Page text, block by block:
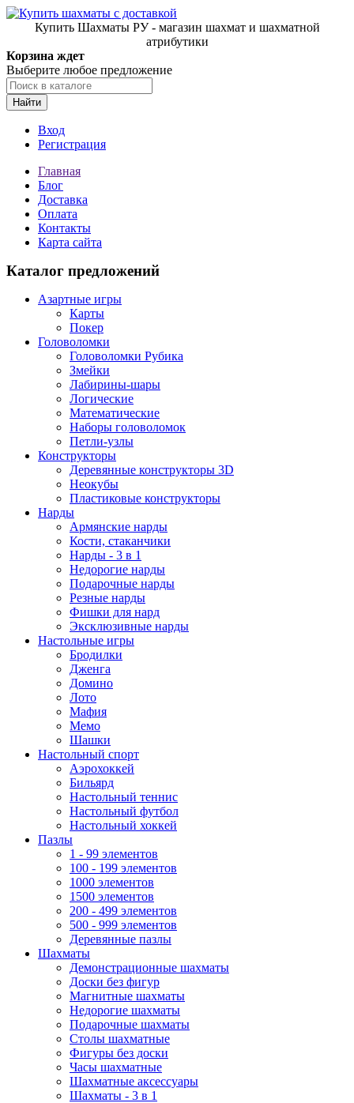
Купить Шахматы РУ - магазин шахмат и шахматной
атрибутики
Корзина ждет
Выберите любое предложение
Найти
Вход
Регистрация
Главная
Блог
Доставка
Оплата
Контакты
Карта сайта
Каталог предложений
Азартные игры
Карты
Покер
Головоломки
Головоломки Рубика
Змейки
Лабирины-шары
Логические
Математические
Наборы головоломок
Петли-узлы
Конструкторы
Деревянные конструкторы 3D
Неокубы
Пластиковые конструкторы
Нарды
Армянские нарды
Кости, стаканчики
Нарды - 3 в 1
Недорогие нарды
Подарочные нарды
Резные нарды
Фишки для нард
Эксклюзивные нарды
Настольные игры
Бродилки
Дженга
Домино
Лото
Мафия
Мемо
Шашки
Настольный спорт
Аэрохоккей
Бильярд
Настольный теннис
Настольный футбол
Настольный хоккей
Пазлы
1 - 99 элементов
100 - 199 элементов
1000 элементов
1500 элементов
200 - 499 элементов
500 - 999 элементов
Деревянные пазлы
Шахматы
Демонстрационные шахматы
Доски без фигур
Магнитные шахматы
Недорогие шахматы
Подарочные шахматы
Столы шахматные
Фигуры без доски
Часы шахматные
Шахматные аксессуары
Шахматы - 3 в 1